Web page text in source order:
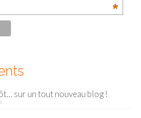
*
sur un tout nouveau blog !